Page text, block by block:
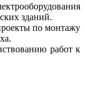
зданий.
по монтажу
работ к